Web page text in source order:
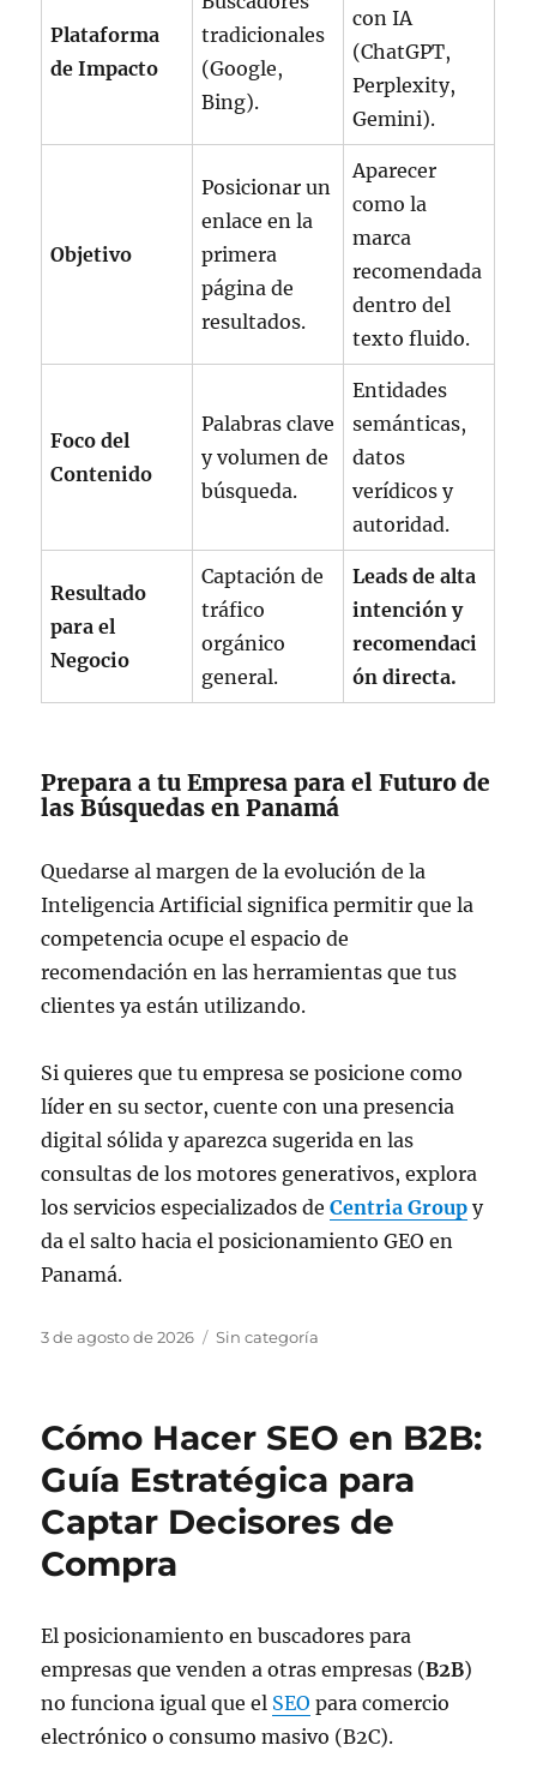
Plataforma
de Impacto
tradicionales
(Google,
Bing).
con IA
(ChatGPT,
Perplexity,
Gemini).
Objetivo
Posicionar un
enlace en la
primera
página de
resultados.
Aparecer
como la
marca
recomendada
dentro del
texto fluido.
Foco del
Contenido
Palabras clave
y volumen de
búsqueda.
Entidades
semánticas,
datos
verídicos y
autoridad.
Resultado
para el
Negocio
Captación de
tráfico
orgánico
general.
Leads de alta
intención y
recomendaci
ón directa.
Prepara a tu Empresa para el Futuro de
las Búsquedas en Panamá
Quedarse al margen de la evolución de la
Inteligencia Artificial significa permitir que la
competencia ocupe el espacio de
recomendación en las herramientas que tus
clientes ya están utilizando.
Si quieres que tu empresa se posicione como
líder en su sector, cuente con una presencia
digital sólida y aparezca sugerida en las
consultas de los motores generativos, explora
los servicios especializados deCentria Group y
da el salto hacia el posicionamiento GEO en
Panamá.
Publicado
3 de agosto de 2026 Categorías
Sin categoría
Cómo Hacer SEO en B2B:
Guía Estratégica para
Captar Decisores de
Compra
El posicionamiento en buscadores para
empresas que venden a otras empresas (B2B)
no funciona igual que el SEO para comercio
electrónico o consumo masivo (B2C).